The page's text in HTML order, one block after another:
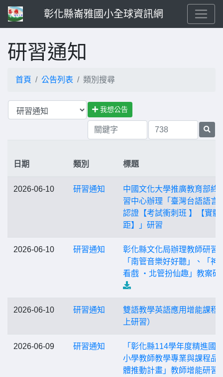
彰化縣崙雅國小全球資訊網
研習通知
首頁 公告列表 類別搜尋
我想公告
日期 類別 標題
2026-06-10 研習通知
中國文化大學推廣教育部終
習中心辦理「臺灣台語語言
認證【考試衝刺班 】【實體
距】」研習
2026-06-10 研習通知
彰化縣文化局辦理教師研習
「南管音樂好好聽」、「神
看戲 ‧北管扮仙趣」教案研
2026-06-10 研習通知
雙語教學英語應用增能課程
上研習）
2026-06-09 研習通知
「彰化縣114學年度精進國
小學教師教學專業與課程品
體推動計畫」教師增能研習